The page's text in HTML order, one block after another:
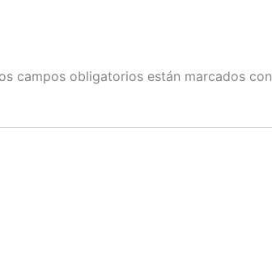
campos obligatorios están marcados con